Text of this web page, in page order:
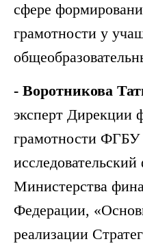
сфере
грамотности у
- Воротникова
эксперт Дирекции
грамотности
Министерства
Федерации,
реализации